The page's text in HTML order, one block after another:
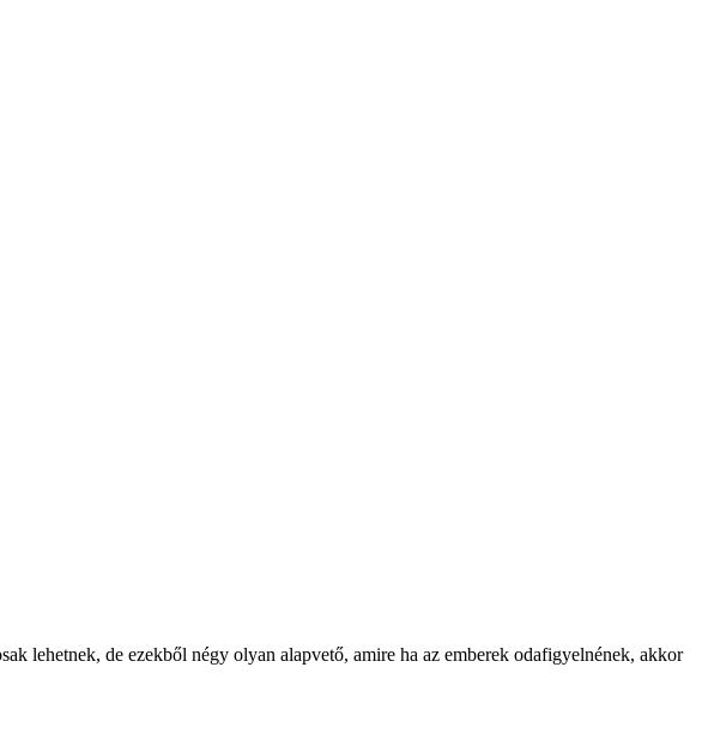
lehetnek, de ezekből négy olyan alapvető, amire ha az emberek odafigyelnének, akkor